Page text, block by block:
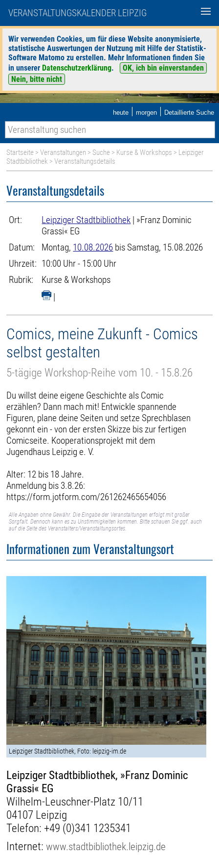
VERANSTALTUNGSKALENDER LEIPZIG
Wir verwenden Cookies, um für diese Website anonymisierte,
statistische Auswertungen der Nutzung mit Hilfe der Statistik-
Software Matomo zu erstellen. Mehr Informationen finden Sie
in unserer Datenschutzerklärung.
OK, ich bin einverstanden
Nein, bitte nicht
heute | morgen | Detaillierte Suche
Startseite >Veranstaltungen > Suche > Kurse & Workshops > Leipziger
Stadtbibliothek > Veranstaltungsdetails
Veranstaltungsdetails
Ort: Leipziger Stadtbibliothek | »Franz Dominic
Grassi« EG
Datum:
Montag, 10.08.2026 bis Samstag, 15.08.2026
Uhrzeit: 10:00 Uhr - 15:00 Uhr
Rubrik:
Kurse & Workshops
|
Comics, meine Zukunft - Comics
selbst gestalten
5-tägige Workshop-Reihe vom 10. - 15.8.26
Du willst deine eigene Geschichte als Comic
erzählen? Dann mach mit! Entwickle spannende
Figuren, plane deine Seiten und setze Sprechblasen
gekonnt ein - von der ersten Skizze bis zur fertigen
Comicseite. Kooperationsprojekt mit dem
Jugendhaus Leipzig e. V.
Alter: 12 bis 18 Jahre.
Anmeldung bis 3.8.26:
https://form.jotform.com/261262465654056
Alle Angaben ohne Gewähr. Die Eingabe der Veranstaltungen erfolgt mit großer
Sorgfalt. Dennoch kann es zu Unstimmigkeiten kommen. Bitte schauen Sie ggf. auch
auf die Seite des Veranstalters/Veranstaltungsortes.
Informationen zum Veranstaltungsort
Leipziger Stadtbibliothek, Foto: leipzig-im.de
Leipziger Stadtbibliothek, »Franz Dominic
Grassi« EG
Wilhelm-Leuschner-Platz 10/11
04107 Leipzig
Telefon: +49 (0)341 1235341
Internet:www.stadtbibliothek.leipzig.de